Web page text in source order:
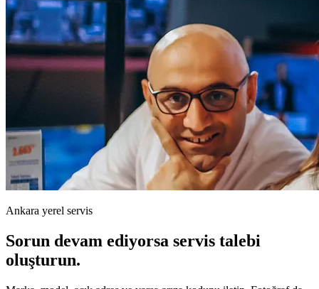
Ankara yerel servis
Sorun devam ediyorsa servis talebi
oluşturun.